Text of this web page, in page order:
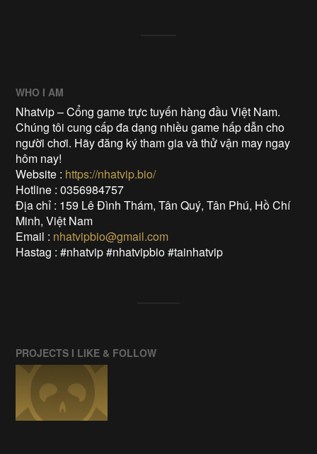
WHO I AM
Nhatvip – Cổng game trực tuyến hàng đầu Việt Nam.
Chúng tôi cung cấp đa dạng nhiều game hấp dẫn cho
người chơi. Hãy đăng ký tham gia và thử vận may ngay
hôm nay!
Website : https://nhatvip.bio/
Hotline : 0356984757
Địa chỉ : 159 Lê Đình Thám, Tân Quý, Tân Phú, Hồ Chí
Minh, Việt Nam
Email : nhatvipbio@gmail.com
Hastag : #nhatvip #nhatvipbio #tainhatvip
PROJECTS I LIKE & FOLLOW